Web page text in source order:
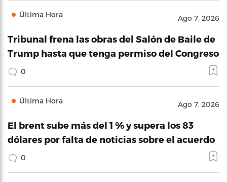
Última Hora Ago 7, 2026
Tribunal frena las obras del Salón de Baile de
Trump hasta que tenga permiso del Congreso
0
Última Hora Ago 7, 2026
El brent sube más del 1 % y supera los 83
dólares por falta de noticias sobre el acuerdo
0